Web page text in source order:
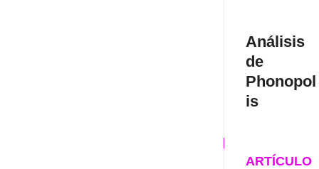
Análisis
de
Phonopol
is
ARTÍCULO